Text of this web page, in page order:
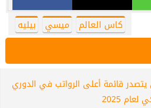
كاس العالم ميسي بيليه
قائمة أعلى الرواتب في الدوري
2025